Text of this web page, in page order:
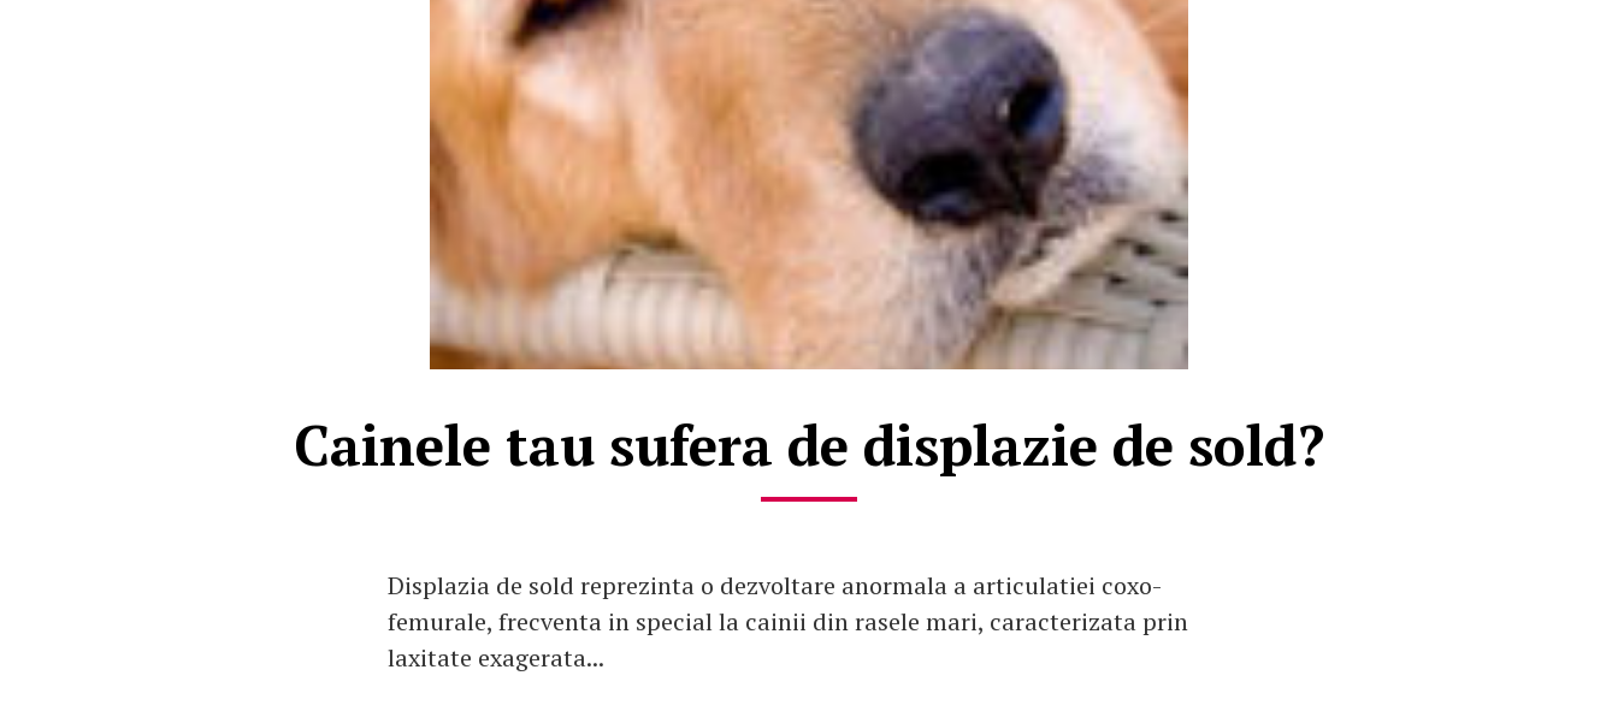
Cainele tau sufera de displazie de sold?
Displazia de sold reprezinta o dezvoltare anormala a articulatiei coxo-
femurale, frecventa in special la cainii din rasele mari, caracterizata prin
laxitate exagerata...